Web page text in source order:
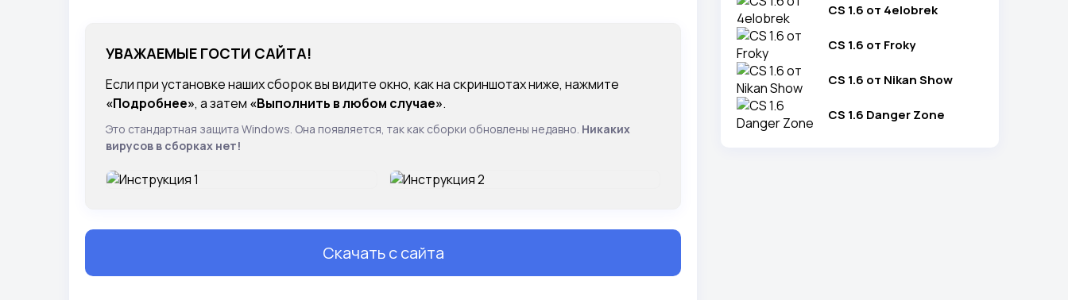
УВАЖАЕМЫЕ ГОСТИ САЙТА!
Если при установке наших сборок вы видите окно, как на скриншотах ниже, нажмите
«Подробнее», а затем «Выполнить в любом случае».
Это стандартная защита Windows. Она появляется, так как сборки обновлены недавно. Никаких
вирусов в сборках нет!
Скачать с сайта
CS 1.6 от 4elobrek
CS 1.6 от Froky
CS 1.6 от Nikan Show
CS 1.6 Danger Zone